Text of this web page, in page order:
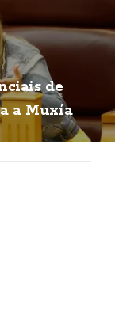
de
a Muxía